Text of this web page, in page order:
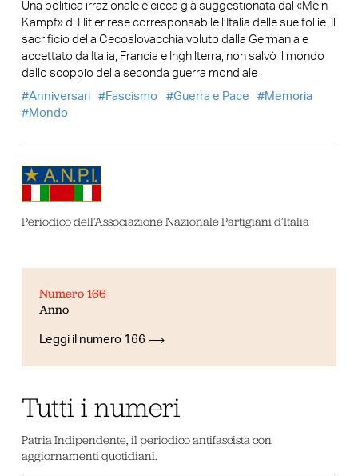
Una politica irrazionale e cieca già suggestionata dal «Mein
Kampf» di Hitler rese corresponsabile l’Italia delle sue follie. Il
sacrificio della Cecoslovacchia voluto dalla Germania e
accettato da Italia, Francia e Inghilterra, non salvò il mondo
dallo scoppio della seconda guerra mondiale
Anniversari
Fascismo Guerra e Pace
Memoria
Mondo
Periodico dell’Associazione Nazionale Partigiani d’Italia
Numero 166
Anno
Leggi il numero 166
Tutti i numeri
Patria Indipendente, il periodico antifascista con
aggiornamenti quotidiani.